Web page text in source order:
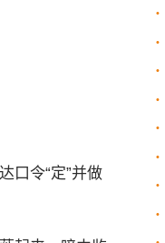
口令“定”并做